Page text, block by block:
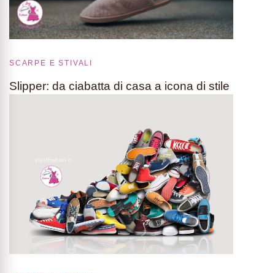
SCARPE E STIVALI
Slipper: da ciabatta di casa a icona di stile